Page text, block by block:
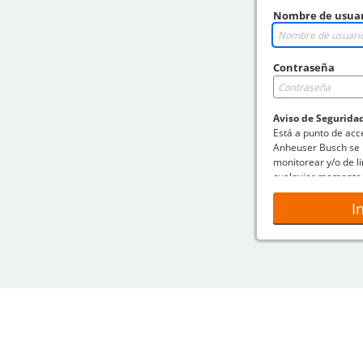
Nombre de
Contraseña
Aviso de
Está a punto de
Anheuser Busch
monitorear y/o de
cualquier momento.